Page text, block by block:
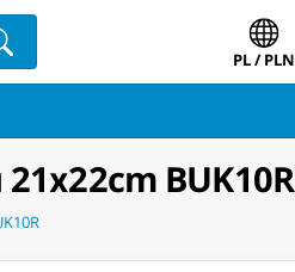
PL / PLN
BUK10R